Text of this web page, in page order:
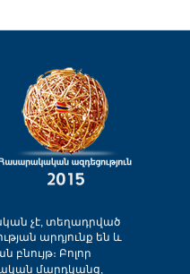
չէ, տեղադրված
արդյունք են և
բնույթ։ Բոլոր
մարդկանց,